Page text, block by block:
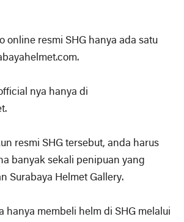
online resmi SHG hanya ada satu
nya hanya di
resmi SHG tersebut, anda harus
banyak sekali penipuan yang
Surabaya Helmet Gallery.
hanya membeli helm di SHG melalui